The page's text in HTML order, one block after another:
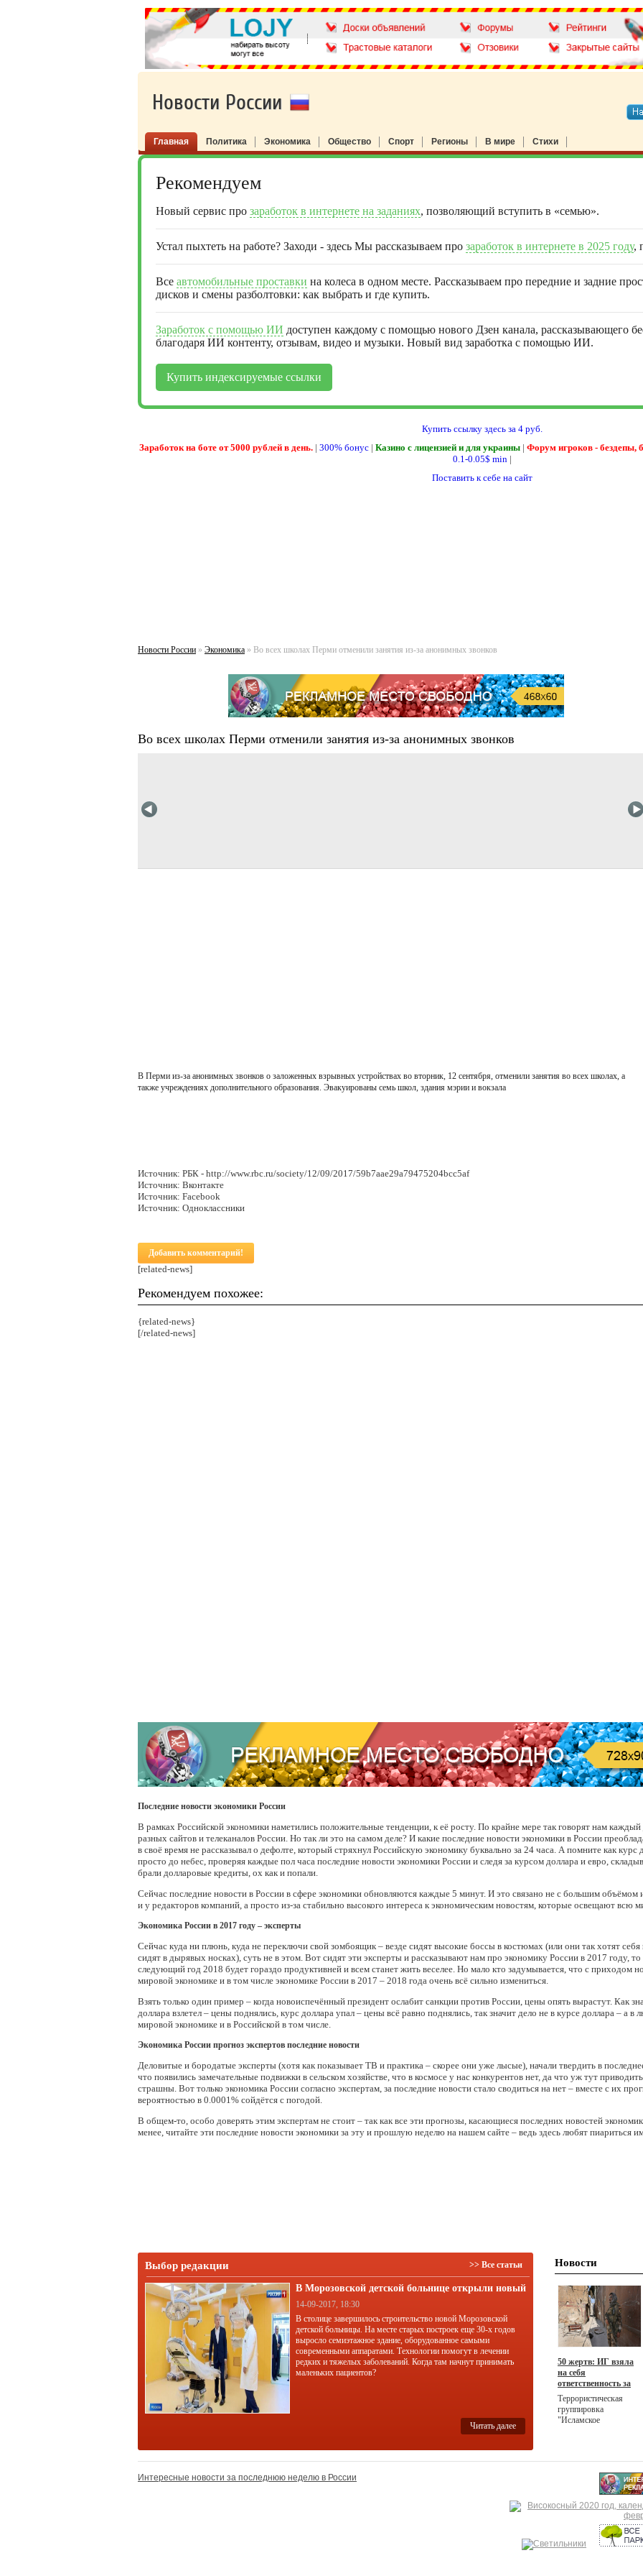
Новости России
Главная Политика Экономика Общество Спорт Регионы В мире Стихи
Рекомендуем
Новый сервис про заработок в интернете на заданиях, позволяющий вступить в «семью».
Устал пыхтеть на работе? Заходи - здесь Мы рассказываем про заработок в интернете в 2025 году,
Все автомобильные проставки на колеса в одном месте. Рассказываем про передние и задние
дисков и смены разболтовки: как выбрать и где купить.
Заработок с помощью ИИ доступен каждому с помощью нового Дзен канала, рассказывающего
благодаря ИИ контенту, отзывам, видео и музыки. Новый вид заработка с помощью ИИ.
Купить индексируемые ссылки
Купить ссылку здесь за 4 руб.
Заработок на боте от 5000 рублей в день. | 300% бонус | Казино с лицензией и для украины | Форум игроков - бездепы,
0.1-0.05$ min |
Поставить к себе на сайт
Новости России » Экономика » Во всех школах Перми отменили занятия из-за анонимных звонков
Во всех школах Перми отменили занятия из-за анонимных звонков
В Перми из-за анонимных звонков о заложенных взрывных устройствах во вторник, 12 сентября, отменили занятия во всех школах, а
также учреждениях дополнительного образования. Эвакуированы семь школ, здания мэрии и вокзала
Источник: РБК - http://www.rbc.ru/society/12/09/2017/59b7aae29a79475204bcc5af
Источник: Вконтакте
Источник: Facebook
Источник: Одноклассники
Добавить комментарий!
[related-news]
Рекомендуем похожее:
{related-news}
[/related-news]
Последние новости экономики России
В рамках Российской экономики наметились положительные тенденции, к её росту. По крайне мере так говорят нам
разных сайтов и телеканалов России. Но так ли это на самом деле? И какие последние новости экономики в России
в своё время не рассказывал о дефолте, который стряхнул Российскую экономику буквально за 24 часа. А помните как курс
просто до небес, проверяя каждые пол часа последние новости экономики России и следя за курсом доллара и евро,
брали долларовые кредиты, ох как и попали.
Сейчас последние новости в России в сфере экономики обновляются каждые 5 минут. И это связано не с большим
и у редакторов компаний, а просто из-за стабильно высокого интереса к экономическим новостям, которые освещают
Экономика России в 2017 году – эксперты
Сейчас куда ни плюнь, куда не переключи свой зомбоящик – везде сидят высокие боссы в костюмах (или они так хотят
сидят в дырявых носках), суть не в этом. Вот сидят эти эксперты и рассказывают нам про экономику России в 2017 году, то
следующий год 2018 будет гораздо продуктивней и всем станет жить веселее. Но мало кто задумывается, что с приходом
мировой экономике и в том числе экономике России в 2017 – 2018 года очень всё сильно измениться.
Взять только один пример – когда новоиспечённый президент ослабит санкции против России, цены опять вырастут. Как
доллара взлетел – цены поднялись, курс доллара упал – цены всё равно поднялись, так значит дело не в курсе доллара – а
мировой экономике и в Российской в том числе.
Экономика России прогноз экспертов последние новости
Деловитые и бородатые эксперты (хотя как показывает ТВ и практика – скорее они уже лысые), начали твердить в
что появились замечательные подвижки в сельском хозяйстве, что в космосе у нас конкурентов нет, да что уж тут
страшны. Вот только экономика России согласно экспертам, за последние новости стало сводиться на нет – вместе с их
вероятностью в 0.0001% сойдётся с погодой.
В общем-то, особо доверять этим экспертам не стоит – так как все эти прогнозы, касающиеся последних новостей
менее, читайте эти последние новости экономики за эту и прошлую неделю на нашем сайте – ведь здесь любят пиариться
Выбор редакции >> Все статьи
В Морозовской детской больнице открыли новый
корпус
14-09-2017, 18:30
В столице завершилось строительство новой Морозовской
детской больницы. На месте старых построек еще 30-х годов
выросло семиэтажное здание, оборудованное самыми
современными аппаратами. Технологии помогут в лечении
редких и тяжелых заболеваний. Когда там начнут принимать
маленьких пациентов?
Читать далее
Новости
50 жертв: ИГ взяла
на себя
ответственность за
масштабный теракт
в Ираке
Террористическая
группировка
"Исламское
ответственность за
двойной теракт в
Ираке, жертвами
которого стали 50
человек, а ранения
получили более 80
Интересные новости за последнюю неделю в России